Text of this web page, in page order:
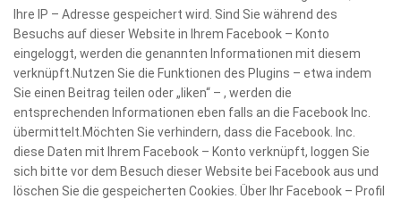
Ihre IP – Adresse gespeichert wird. Sind Sie während des
Besuchs auf dieser Website in Ihrem Facebook – Konto
eingeloggt, werden die genannten Informationen mit diesem
verknüpft.Nutzen Sie die Funktionen des Plugins – etwa indem
Sie einen Beitrag teilen oder „liken“ – , werden die
entsprechenden Informationen eben falls an die Facebook Inc.
übermittelt.Möchten Sie verhindern, dass die Facebook. Inc.
diese Daten mit Ihrem Facebook – Konto verknüpft, loggen Sie
sich bitte vor dem Besuch dieser Website bei Facebook aus und
löschen Sie die gespeicherten Cookies. Über Ihr Facebook – Profil